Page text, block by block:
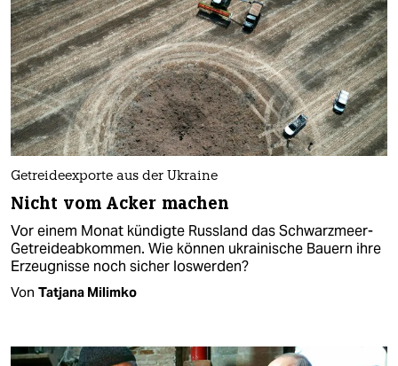
Getreideexporte aus der Ukraine
Nicht vom Acker machen
Vor einem Monat kündigte Russland das Schwarzmeer-
Getreideabkommen. Wie können ukrainische Bauern ihre
Erzeugnisse noch sicher loswerden?
Von Tatjana Milimko